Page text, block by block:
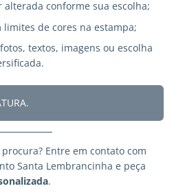
conforme sua escolha;
de cores na estampa;
textos, imagens ou escolha
Entre em contato com
Santa Lembrancinha e peça
.